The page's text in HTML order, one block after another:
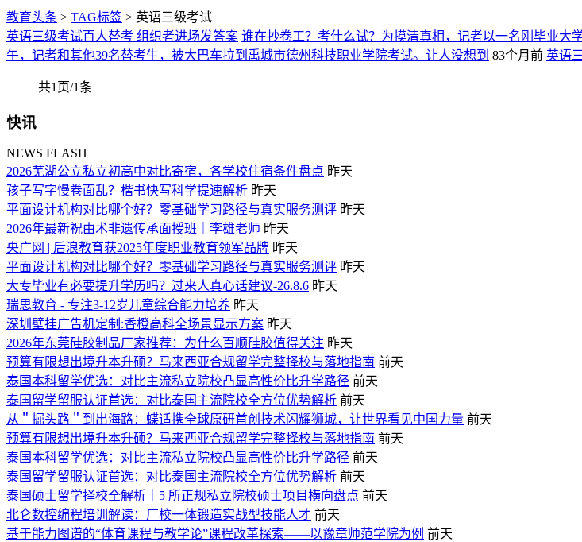
教育头条 > TAG标签 > 英语三级考试
英语三级考试百人替考 组织者进场发答案 谁在抄卷工？考什么试？为摸清真相，记者以一名刚毕业大
午，记者和其他39名替考生，被大巴车拉到禹城市德州科技职业学院考试。让人没想到 83个月前 英语
共1页/1条
快讯
NEWS FLASH
2026芜湖公立私立初高中对比寄宿，各学校住宿条件盘点 昨天
孩子写字慢卷面乱？楷书快写科学提速解析 昨天
平面设计机构对比哪个好？零基础学习路径与真实服务测评 昨天
2026年最新祝由术非遗传承面授班｜李雄老师 昨天
央广网 | 后浪教育获2025年度职业教育领军品牌 昨天
平面设计机构对比哪个好？零基础学习路径与真实服务测评 昨天
大专毕业有必要提升学历吗？过来人真心话建议-26.8.6 昨天
瑞思教育 - 专注3-12岁儿童综合能力培养 昨天
深圳壁挂广告机定制:香橙高科全场景显示方案 昨天
2026年东莞硅胶制品厂家推荐：为什么百顺硅胶值得关注 昨天
预算有限想出境升本升硕？马来西亚合规留学完整择校与落地指南 前天
泰国本科留学优选：对比主流私立院校凸显高性价比升学路径 前天
泰国留学留服认证首选：对比泰国主流院校全方位优势解析 前天
从＂掘头路＂到出海路：蝶适携全球原研首创技术闪耀狮城，让世界看见中国力量 前天
预算有限想出境升本升硕？马来西亚合规留学完整择校与落地指南 前天
泰国本科留学优选：对比主流私立院校凸显高性价比升学路径 前天
泰国留学留服认证首选：对比泰国主流院校全方位优势解析 前天
泰国硕士留学择校全解析｜5 所正规私立院校硕士项目横向盘点 前天
北仑数控编程培训解读：厂校一体锻造实战型技能人才 前天
基于能力图谱的“体育课程与教学论”课程改革探索——以豫章师范学院为例 前天